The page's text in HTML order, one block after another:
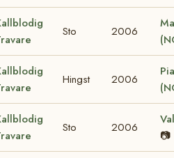
Sto 2006
Hingst 2006
Sto 2006
📷